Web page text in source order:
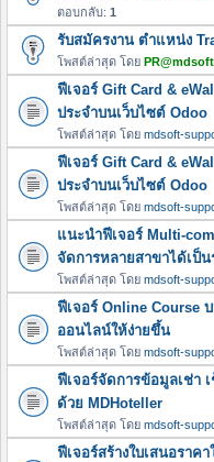
ตอบกลับ: 1
รับสมัครงาน ตำแหน่ง
โพสต์ล่าสุด โดย PR@mdsoft
ฟีเจอร์ Gift Card &
ประจำบนเว็บไซต์ Odoo
โพสต์ล่าสุด โดย mdsoft-
ฟีเจอร์ Gift Card &
ประจำบนเว็บไซต์ Odoo
โพสต์ล่าสุด โดย mdsoft-
แนะนำฟีเจอร์ Multi-
จัดการหลายสาขาได้เป็น
โพสต์ล่าสุด โดย mdsoft-
ฟีเจอร์ Online Course
ออนไลน์ให้ง่ายขึ้น
โพสต์ล่าสุด โดย mdsoft-
ฟีเจอร์จัดการข้อมูลเช่า
ด้วย MDHoteller
โพสต์ล่าสุด โดย mdsoft-
ฟีเจอร์สร้างใบเสนอราค